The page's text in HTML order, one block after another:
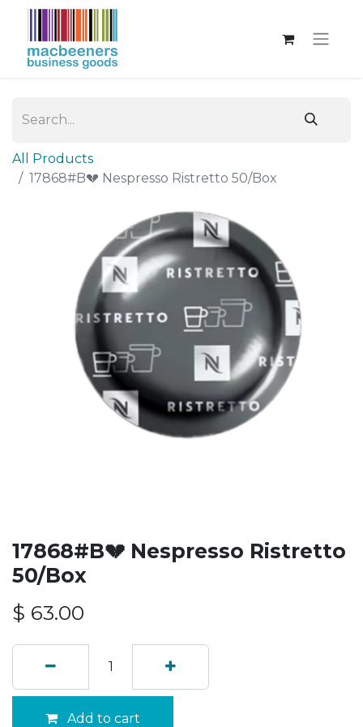
All Products
17868#B💔 Nespresso Ristretto 50/Box
17868#B💔 Nespresso Ristretto
50/Box
$ 63.00
Add to cart